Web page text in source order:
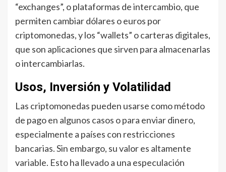
“exchanges”, o plataformas de intercambio, que
permiten cambiar dólares o euros por
criptomonedas, y los “wallets” o carteras digitales,
que son aplicaciones que sirven para almacenarlas
o intercambiarlas.
Usos, Inversión y Volatilidad
Las criptomonedas pueden usarse como método
de pago en algunos casos o para enviar dinero,
especialmente a países con restricciones
bancarias. Sin embargo, su valor es altamente
variable. Esto ha llevado a una especulación